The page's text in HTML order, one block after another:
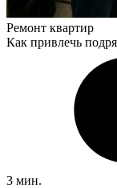
Ремонт квартир
Как привлечь
3 мин.